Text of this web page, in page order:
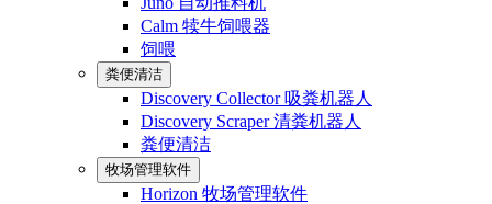
Calm 犊牛饲喂器
饲喂
粪便清洁
Discovery Collector 吸粪机器人
Discovery Scraper 清粪机器人
粪便清洁
牧场管理软件
Horizon 牧场管理软件